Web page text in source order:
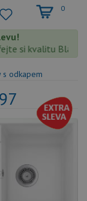
0
si kvalitu Blanco
odkapem